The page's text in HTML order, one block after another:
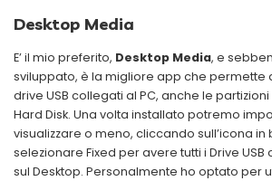
Desktop Media
E’ il mio preferito, Desktop Media, e
sviluppato, è la migliore app che permette
drive USB collegati al PC, anche le
Hard Disk. Una volta installato potremo
visualizzare o meno, cliccando sull’icona in
selezionare Fixed per avere tutti i Drive USB
sul Desktop. Personalmente ho optato per